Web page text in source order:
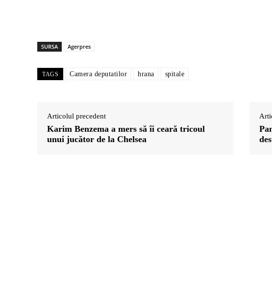
SURSA Agerpres
TAGS Camera deputatilor hrana spitale
Articolul precedent
Karim Benzema a mers să îi ceară tricoul
unui jucător de la Chelsea